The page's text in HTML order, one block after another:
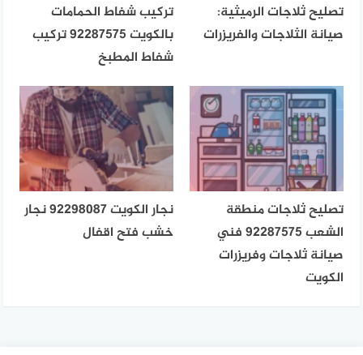
تصليح ثلاجات الرميثية:
صيانة الثلاجات والفريزرات
تركيب شفاط الحمامات
بالكويت 92287575 تركيب
شفاط المطبخ
تصليح ثلاجات منطقة
الشعب 92287575 فني
صيانة ثلاجات وفريزرات
الكويت
نجار الكويت 92298087 نجار
خشب فتح اقفال